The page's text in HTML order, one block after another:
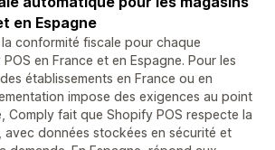
en Espagne
conformité fiscale pour chaque
en France et en Espagne. Pour les
établissements en France ou en
impose des exigences au point
Comply fait que Shopify POS respecte la
données stockées en sécurité et